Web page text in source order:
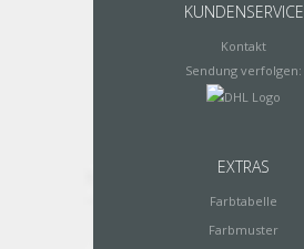
KUNDENSERVICE
Kontakt
Sendung verfolgen:
EXTRAS
Farbtabelle
Farbmuster